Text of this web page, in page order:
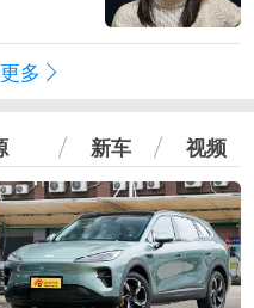
多
新车 视频